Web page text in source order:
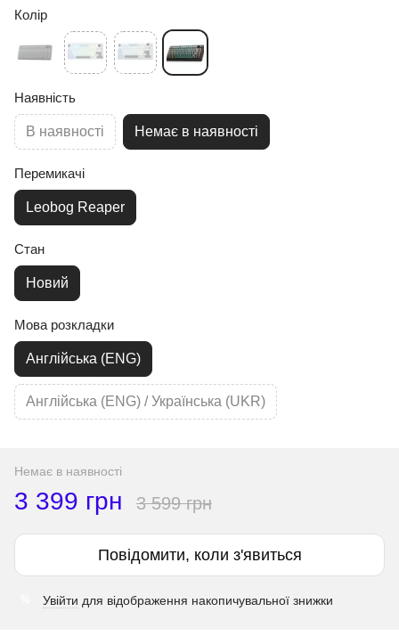
Колір
Наявність
В наявності Немає в наявності
Перемикачі
Leobog Reaper
Стан
Новий
Мова розкладки
Англійська (ENG)
Англійська (ENG) / Українська (UKR)
Немає в наявності
3 399 грн 3 599 грн
Повідомити, коли з'явиться
Увійти для відображення накопичувальної знижки